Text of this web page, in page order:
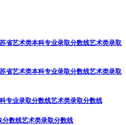
省艺术类本科专业录取分数线艺术类录取
省艺术类本科专业录取分数线艺术类录取
专业录取分数线艺术类录取分数线
分数线艺术类录取分数线